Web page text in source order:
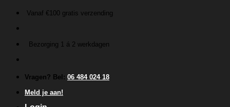
inhoud
Vanaf €100 gratis verzending
Bezorging 1 á 2 werkdagen
Vragen? Bel: 06 484 024 18
Meld je aan!